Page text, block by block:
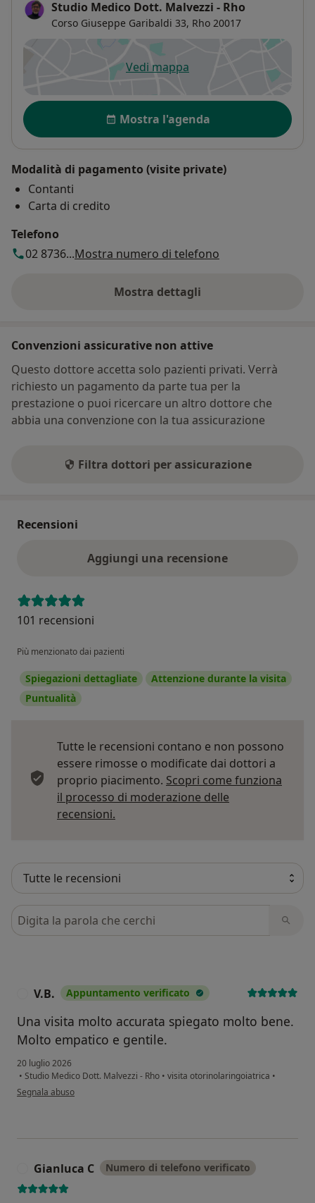
Studio Medico Dott. Malvezzi - Rho
Corso Giuseppe Garibaldi 33, Rho 20017
Vedi mappasi apre in una nuova scheda
Disponibilità
Mostra l'agenda
Modalità di pagamento (visite private)
Contanti
Carta di credito
Telefono
02 8736...Mostra numero di telefono
Mostra dettagli
sull'indirizzo
Convenzioni assicurative non attive
Questo dottore accetta solo pazienti privati. Verrà
richiesto un pagamento da parte tua per la
prestazione o puoi ricercare un altro dottore che
abbia una convenzione con la tua assicurazione
Filtra dottori per assicurazione
Recensioni
Aggiungi una recensione
101 recensioni
Più menzionato dai pazienti
Spiegazioni dettagliate
Attenzione durante la visita
Puntualità
Tutte le recensioni contano e non possono
essere rimosse o modificate dai dottori a
proprio piacimento. Scopri come funziona
il processo di moderazione delle
recensioni.
Cerca nelle recensioni
V.B. Appuntamento verificato
Una visita molto accurata spiegato molto bene.
Molto empatico e gentile.
20 luglio 2026
• Studio Medico Dott. Malvezzi - Rho • visita otorinolaringoiatrica •
secondo l'opinione dell'utente V.B.
Segnala abuso
Gianluca C Numero di telefono verificato